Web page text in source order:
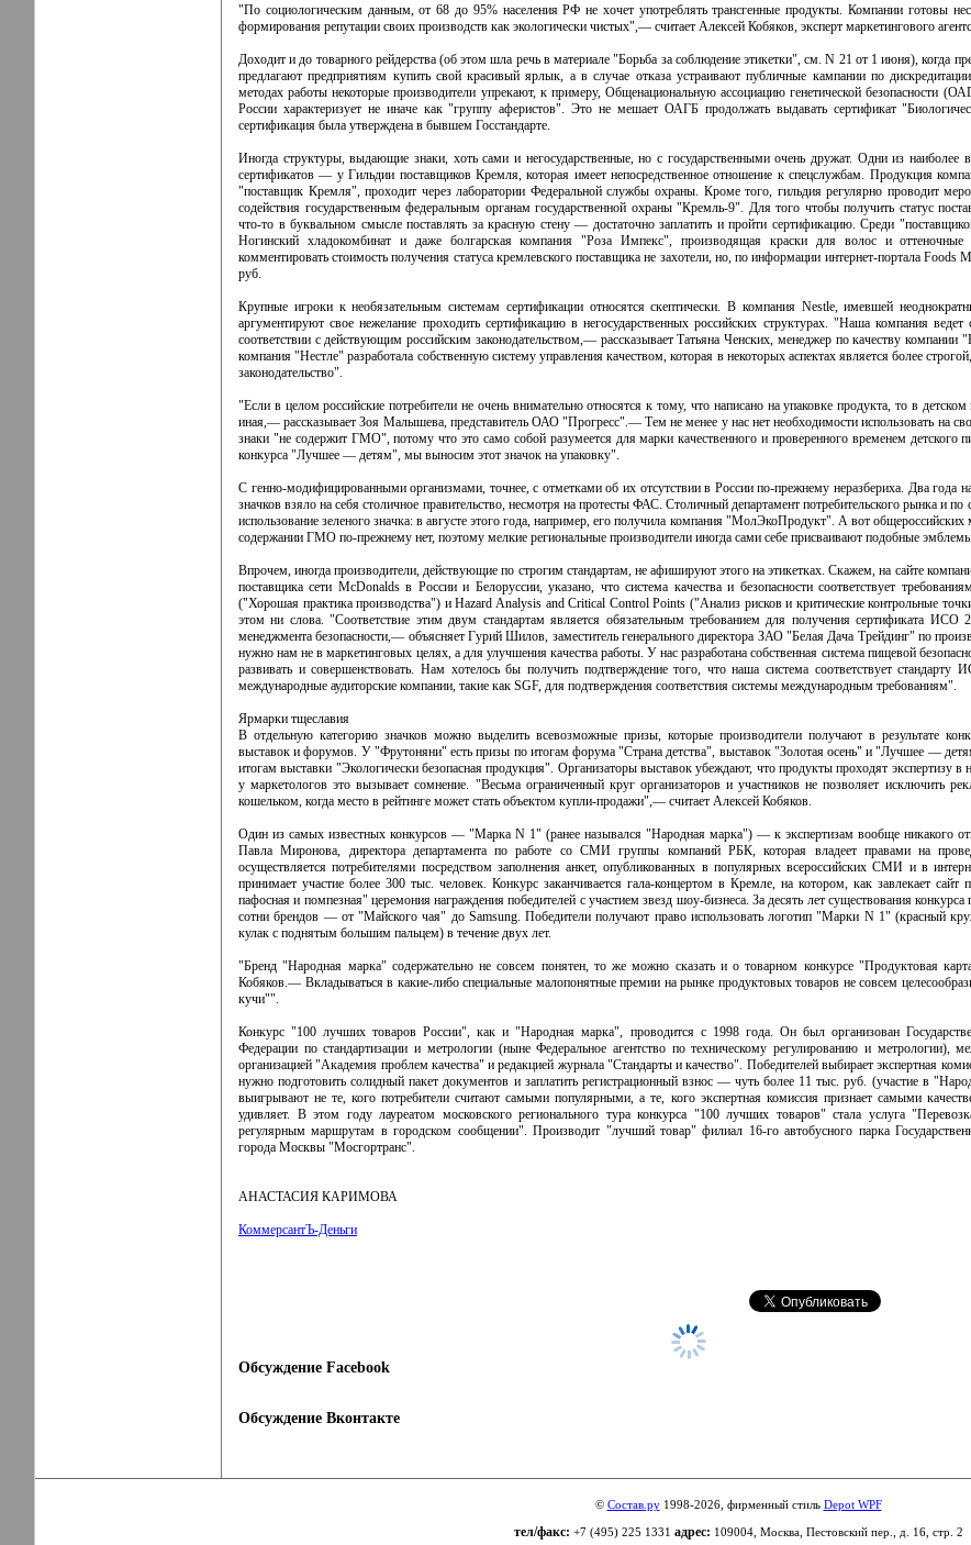
"По социологическим данным, от 68 до 95% населения РФ не хочет употреблять трансгенные продукты. Компании готовы
формирования репутации своих производств как экологически чистых",— считает Алексей Кобяков, эксперт маркетингового
Доходит и до товарного рейдерства (об этом шла речь в материале "Борьба за соблюдение этикетки", см. N 21 от 1 июня), когда
предлагают предприятиям купить свой красивый ярлык, а в случае отказа устраивают публичные кампании по
методах работы некоторые производители упрекают, к примеру, Общенациональную ассоциацию генетической безопасности
России характеризует не иначе как "группу аферистов". Это не мешает ОАГБ продолжать выдавать сертификат
сертификация была утверждена в бывшем Госстандарте.
Иногда структуры, выдающие знаки, хоть сами и негосударственные, но с государственными очень дружат. Одни из наиболее
сертификатов — у Гильдии поставщиков Кремля, которая имеет непосредственное отношение к спецслужбам. Продукция
"поставщик Кремля", проходит через лаборатории Федеральной службы охраны. Кроме того, гильдия регулярно проводит
содействия государственным федеральным органам государственной охраны "Кремль-9". Для того чтобы получить статус
что-то в буквальном смысле поставлять за красную стену — достаточно заплатить и пройти сертификацию. Среди
Ногинский хладокомбинат и даже болгарская компания "Роза Импекс", производящая краски для волос и
комментировать стоимость получения статуса кремлевского поставщика не захотели, но, по информации интернет-портала Foods
руб.
Крупные игроки к необязательным системам сертификации относятся скептически. В компания Nestle, имевшей
аргументируют свое нежелание проходить сертификацию в негосударственных российских структурах. "Наша компания ведет
соответствии с действующим российским законодательством,— рассказывает Татьяна Ченских, менеджер по качеству компании
компания "Нестле" разработала собственную систему управления качеством, которая в некоторых аспектах является более
законодательство".
"Если в целом российские потребители не очень внимательно относятся к тому, что написано на упаковке продукта, то в
иная,— рассказывает Зоя Малышева, представитель ОАО "Прогресс".— Тем не менее у нас нет необходимости использовать на
знаки "не содержит ГМО", потому что это само собой разумеется для марки качественного и проверенного временем детского
конкурса "Лучшее — детям", мы выносим этот значок на упаковку".
С генно-модифицированными организмами, точнее, с отметками об их отсутствии в России по-прежнему неразбериха. Два года
значков взяло на себя столичное правительство, несмотря на протесты ФАС. Столичный департамент потребительского рынка и по
использование зеленого значка: в августе этого года, например, его получила компания "МолЭкоПродукт". А вот общероссийских
содержании ГМО по-прежнему нет, поэтому мелкие региональные производители иногда сами себе присваивают подобные
Впрочем, иногда производители, действующие по строгим стандартам, не афишируют этого на этикетках. Скажем, на сайте
поставщика сети McDonalds в России и Белоруссии, указано, что система качества и безопасности соответствует
("Хорошая практика производства") и Hazard Analysis and Critical Control Points ("Анализ рисков и критические контрольные
этом ни слова. "Соответствие этим двум стандартам является обязательным требованием для получения сертификата ИСО
менеджмента безопасности,— объясняет Гурий Шилов, заместитель генерального директора ЗАО "Белая Дача Трейдинг" по
нужно нам не в маркетинговых целях, а для улучшения качества работы. У нас разработана собственная система пищевой
развивать и совершенствовать. Нам хотелось бы получить подтверждение того, что наша система соответствует
международные аудиторские компании, такие как SGF, для подтверждения соответствия системы международным требованиям".
Ярмарки тщеславия
В отдельную категорию значков можно выделить всевозможные призы, которые производители получают в результате
выставок и форумов. У "Фрутоняни" есть призы по итогам форума "Страна детства", выставок "Золотая осень" и "Лучшее —
итогам выставки "Экологически безопасная продукция". Организаторы выставок убеждают, что продукты проходят экспертизу в
у маркетологов это вызывает сомнение. "Весьма ограниченный круг организаторов и участников не позволяет исключить
кошельком, когда место в рейтинге может стать объектом купли-продажи",— считает Алексей Кобяков.
Один из самых известных конкурсов — "Марка N 1" (ранее назывался "Народная марка") — к экспертизам вообще никакого
Павла Миронова, директора департамента по работе со СМИ группы компаний РБК, которая владеет правами на
осуществляется потребителями посредством заполнения анкет, опубликованных в популярных всероссийских СМИ и в
принимает участие более 300 тыс. человек. Конкурс заканчивается гала-концертом в Кремле, на котором, как завлекает сайт
пафосная и помпезная" церемония награждения победителей с участием звезд шоу-бизнеса. За десять лет существования
сотни брендов — от "Майского чая" до Samsung. Победители получают право использовать логотип "Марки N 1" (красный
кулак с поднятым большим пальцем) в течение двух лет.
"Бренд "Народная марка" содержательно не совсем понятен, то же можно сказать и о товарном конкурсе "Продуктовая
Кобяков.— Вкладываться в какие-либо специальные малопонятные премии на рынке продуктовых товаров не совсем
кучи"".
Конкурс "100 лучших товаров России", как и "Народная марка", проводится с 1998 года. Он был организован
Федерации по стандартизации и метрологии (ныне Федеральное агентство по техническому регулированию и метрологии),
организацией "Академия проблем качества" и редакцией журнала "Стандарты и качество". Победителей выбирает экспертная
нужно подготовить солидный пакет документов и заплатить регистрационный взнос — чуть более 11 тыс. руб. (участие в
выигрывают не те, кого потребители считают самыми популярными, а те, кого экспертная комиссия признает самыми
удивляет. В этом году лауреатом московского регионального тура конкурса "100 лучших товаров" стала услуга
регулярным маршрутам в городском сообщении". Производит "лучший товар" филиал 16-го автобусного парка
города Москвы "Мосгортранс".
АНАСТАСИЯ КАРИМОВА
КоммерсантЪ-Деньги
Обсуждение Facebook
Обсуждение Вконтакте
© Состав.ру1998-2026, фирменный стиль Depot WPF
тел/факс: +7 (495) 225 1331 адрес: 109004, Москва, Пестовский пер., д. 16, стр. 2